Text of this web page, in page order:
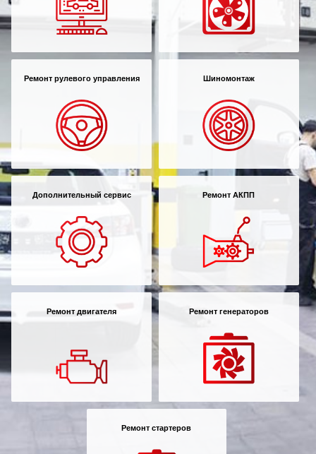
Ремонт рулевого управления Шиномонтаж
Дополнительный сервис Ремонт АКПП
Ремонт двигателя Ремонт генераторов
Ремонт стартеров